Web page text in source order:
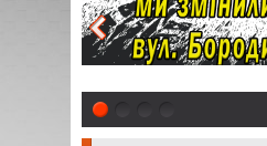
1 2 3 4